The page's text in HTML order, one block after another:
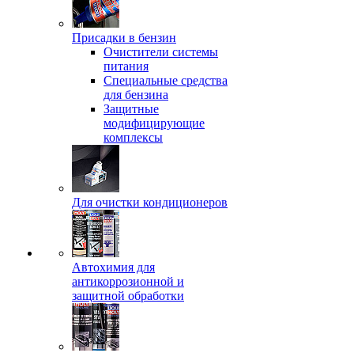
Присадки в бензин
Очистители системы
питания
Специальные срeдства
для бензина
Защитные
модифицирующие
комплексы
Для очистки кондиционеров
Автохимия для
антикоррозионной и
защитной обработки